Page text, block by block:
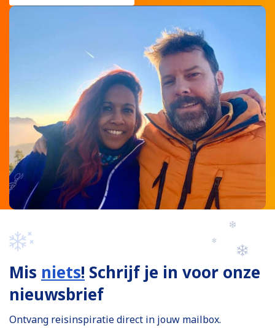
Mis niets! Schrijf je in voor onze
nieuwsbrief
Ontvang reisinspiratie direct in jouw mailbox.